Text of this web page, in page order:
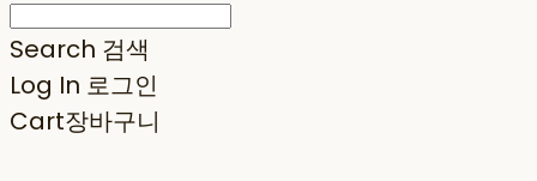
Search 검색
Log In 로그인
Cart장바구니